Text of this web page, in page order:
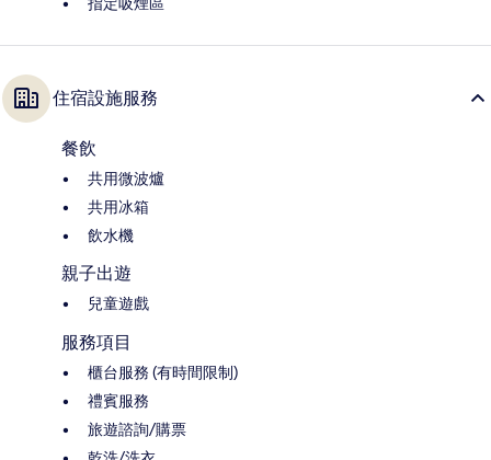
住宿設施服務
餐飲
共用微波爐
共用冰箱
飲水機
親子出遊
兒童遊戲
服務項目
櫃台服務 (有時間限制)
禮賓服務
旅遊諮詢/購票